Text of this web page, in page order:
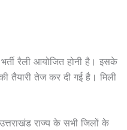
रैली आयोजित होनी है। इसके
तैयारी तेज कर दी गई है। मिली
राज्य के सभी जिलों के